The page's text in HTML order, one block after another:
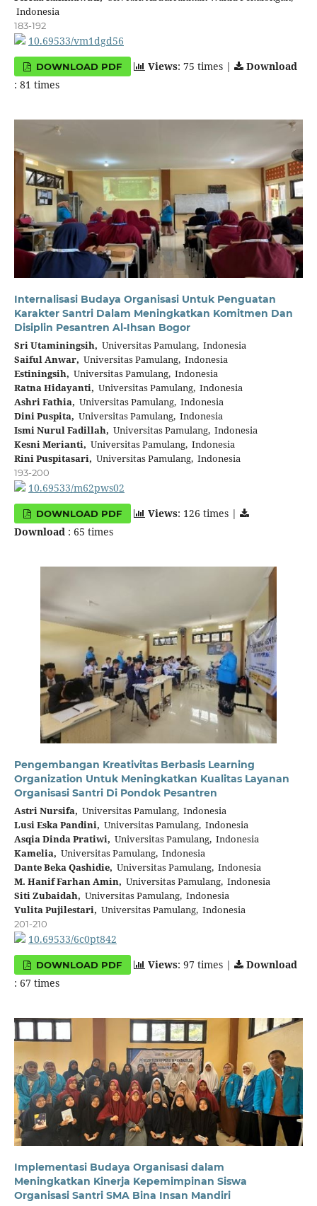
Indonesia
183-192
10.69533/vm1dgd56
DOWNLOAD PDF Views: 75 times |
Download
: 81 times
Internalisasi Budaya Organisasi Untuk Penguatan
Karakter Santri Dalam Meningkatkan Komitmen Dan
Disiplin Pesantren Al-Ihsan Bogor
Sri Utaminingsih, Universitas Pamulang, Indonesia
Saiful Anwar, Universitas Pamulang, Indonesia
Estiningsih, Universitas Pamulang, Indonesia
Ratna Hidayanti, Universitas Pamulang, Indonesia
Ashri Fathia, Universitas Pamulang, Indonesia
Dini Puspita, Universitas Pamulang, Indonesia
Ismi Nurul Fadillah, Universitas Pamulang, Indonesia
Kesni Merianti, Universitas Pamulang, Indonesia
Rini Puspitasari, Universitas Pamulang, Indonesia
193-200
10.69533/m62pws02
DOWNLOAD PDF Views: 126 times |
Download: 65 times
Pengembangan Kreativitas Berbasis Learning
Organization Untuk Meningkatkan Kualitas Layanan
Organisasi Santri Di Pondok Pesantren
Astri Nursifa, Universitas Pamulang, Indonesia
Lusi Eska Pandini, Universitas Pamulang, Indonesia
Asqia Dinda Pratiwi, Universitas Pamulang, Indonesia
Kamelia, Universitas Pamulang, Indonesia
Dante Beka Qashidie, Universitas Pamulang, Indonesia
M. Hanif Farhan Amin, Universitas Pamulang, Indonesia
Siti Zubaidah, Universitas Pamulang, Indonesia
Yulita Pujilestari, Universitas Pamulang, Indonesia
201-210
10.69533/6c0pt842
DOWNLOAD PDF Views: 97 times |
Download
: 67 times
Implementasi Budaya Organisasi dalam
Meningkatkan Kinerja Kepemimpinan Siswa
Organisasi Santri SMA Bina Insan Mandiri